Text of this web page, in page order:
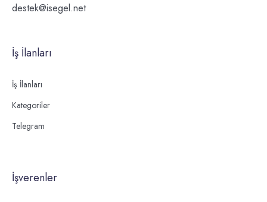
destek@isegel.net
İş İlanları
İş İlanları
Kategoriler
Telegram
İşverenler